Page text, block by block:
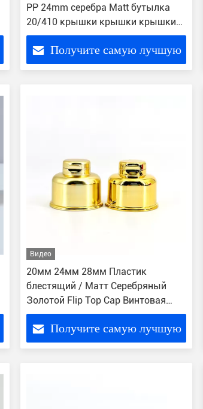
PP 24mm серебра Matt бутылка
20/410 крышки крышки крышки
28mm алюминиевого верхняя
Получите самую лучшую
Видео
20мм 24мм 28мм Пластик
блестящий / Матт Серебряный
Золотой Flip Top Cap Винтовая
крышка бутылки
Получите самую лучшую